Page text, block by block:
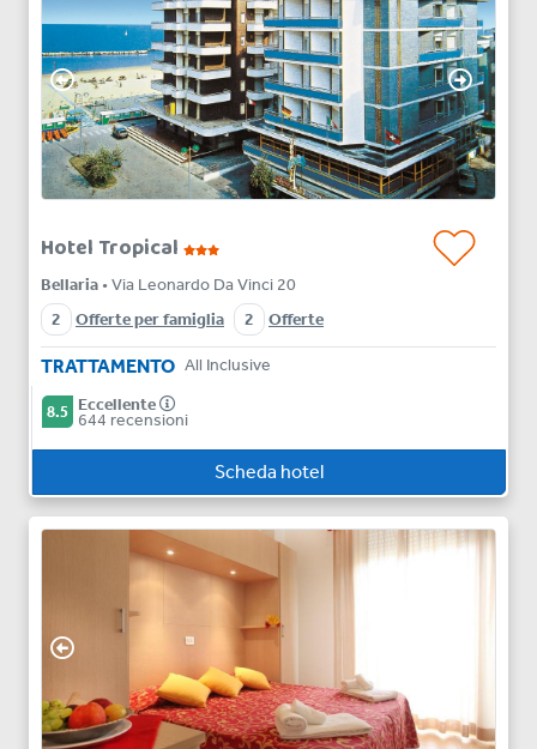
Hotel Tropical
Bellaria • Via Leonardo Da Vinci 20
2
Offerte per famiglia 2 Offerte
TRATTAMENTO All Inclusive
8.5 Eccellente
644 recensioni
Scheda hotel